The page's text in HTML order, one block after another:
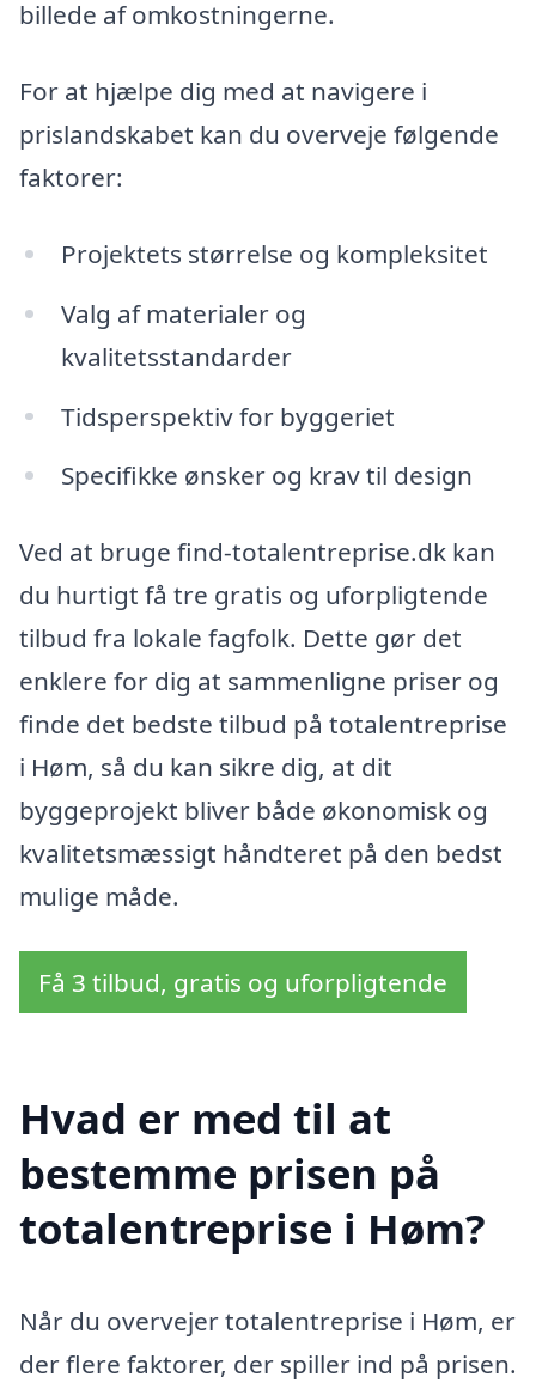
billede af omkostningerne.
For at hjælpe dig med at navigere i
prislandskabet kan du overveje følgende
faktorer:
Projektets størrelse og kompleksitet
Valg af materialer og
kvalitetsstandarder
Tidsperspektiv for byggeriet
Specifikke ønsker og krav til design
Ved at bruge find-totalentreprise.dk kan
du hurtigt få tre gratis og uforpligtende
tilbud fra lokale fagfolk. Dette gør det
enklere for dig at sammenligne priser og
finde det bedste tilbud på totalentreprise
i Høm, så du kan sikre dig, at dit
byggeprojekt bliver både økonomisk og
kvalitetsmæssigt håndteret på den bedst
mulige måde.
Få 3 tilbud, gratis og uforpligtende
Hvad er med til at
bestemme prisen på
totalentreprise i Høm?
Når du overvejer totalentreprise i Høm, er
der flere faktorer, der spiller ind på prisen.